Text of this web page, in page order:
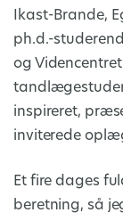
Ikast-Brande,
ph.d.-
og
inspireret,
inviterede
Et fire dages
beretning, så